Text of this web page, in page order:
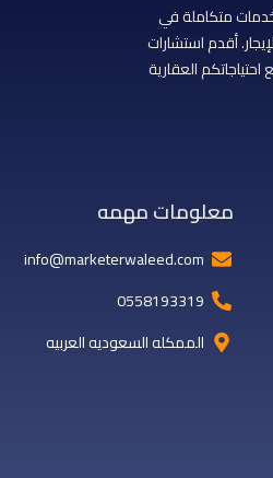
متكاملة في
أقدم استشارات
العقارية
معلومات مهمه
info@marketerwaleed.com
0558193319
الممكله السعوديه العربيه